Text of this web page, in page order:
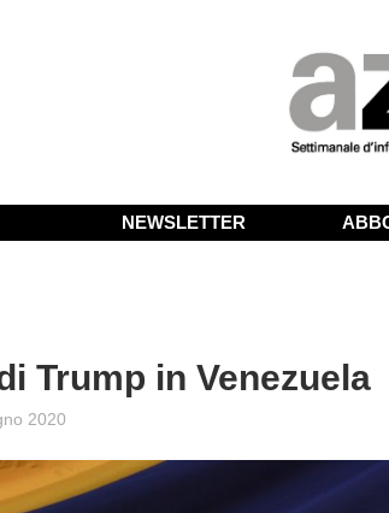
NEWSLETTER
Trump in Venezuela
2020